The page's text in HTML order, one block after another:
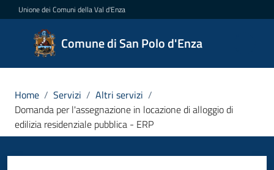
Vai al contenuto
Vai alla navigazione
Vai al footer
Unione dei Comuni della Val d'Enza
Comune di San Polo d'Enza
Comune
di San
d'Enza
Home / Servizi / Altri servizi /
Domanda per l'assegnazione in locazione di alloggio di
edilizia residenziale pubblica - ERP